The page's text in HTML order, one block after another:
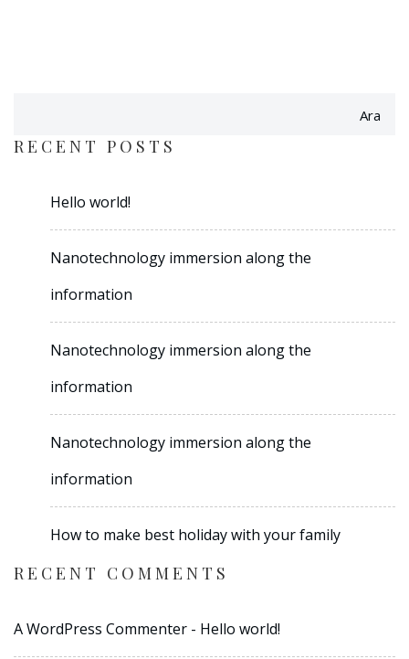
Ara
RECENT POSTS
Hello world!
Nanotechnology immersion along the
information
Nanotechnology immersion along the
information
Nanotechnology immersion along the
information
How to make best holiday with your family
RECENT COMMENTS
A WordPress Commenter - Hello world!